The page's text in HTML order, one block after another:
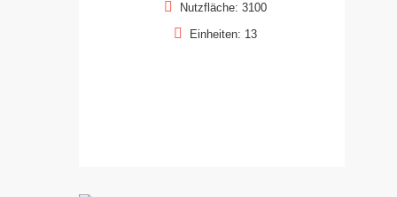
Nutzfläche: 3100
Einheiten: 13